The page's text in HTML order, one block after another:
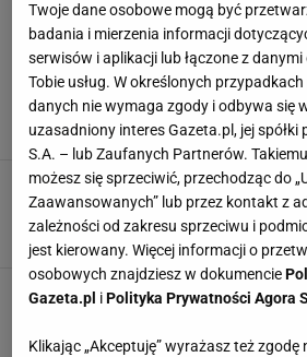
ELIZA RUCKA
Kowalczyk uroniła łzę
"Możesz płakać"
Paweł Matys,22 LUTEGO
Ona jest niesamowita!
olimpijskie. Nokaut
Bartosz Królikowski,12
Justyna Kowalczyk nie
sukces Polki!
Jacek Hafka,31 GRUDNIA
Twoje dane osobowe mogą być
badania i mierzenia informacji
serwisów i aplikacji lub łączone z
Tobie usług. W określonych
danych nie wymaga zgody i odbywa się
uzasadniony interes Gazeta.pl, jej spółki
S.A. – lub Zaufanych Partnerów.
możesz się sprzeciwić, przechodząc do
Zaawansowanych” lub przez kontakt z
zależności od zakresu sprzeciwu i
jest kierowany. Więcej informacji o
osobowych znajdziesz w dokumencie
Gazeta.pl iPolityka Prywatności Agora
Klikając „Akceptuję” wyrażasz też